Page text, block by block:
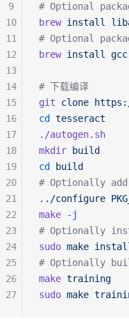
# Optional
brew install
# Optional
brew install gcc
# 下载编译
git clone
cd
tesseract
./autogen.sh
mkdir build
cd
build
# Optionally
. ./configure
make -j
# Optionally
sudo make
# Optionally
make training
sudo make
9
10
11
12
13
14
15
16
17
18
19
20
21
22
23
24
25
26
27